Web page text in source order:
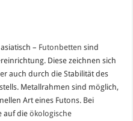
– Futonbetten sind
Diese zeichnen sich
auch durch die Stabilität des
Metallrahmen sind möglich,
Art eines Futons. Bei
auf dieökologische